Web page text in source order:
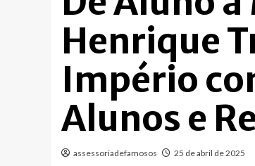
Henrique
Império
Alunos e
assessoriadefamosos 25 de abril de 2025